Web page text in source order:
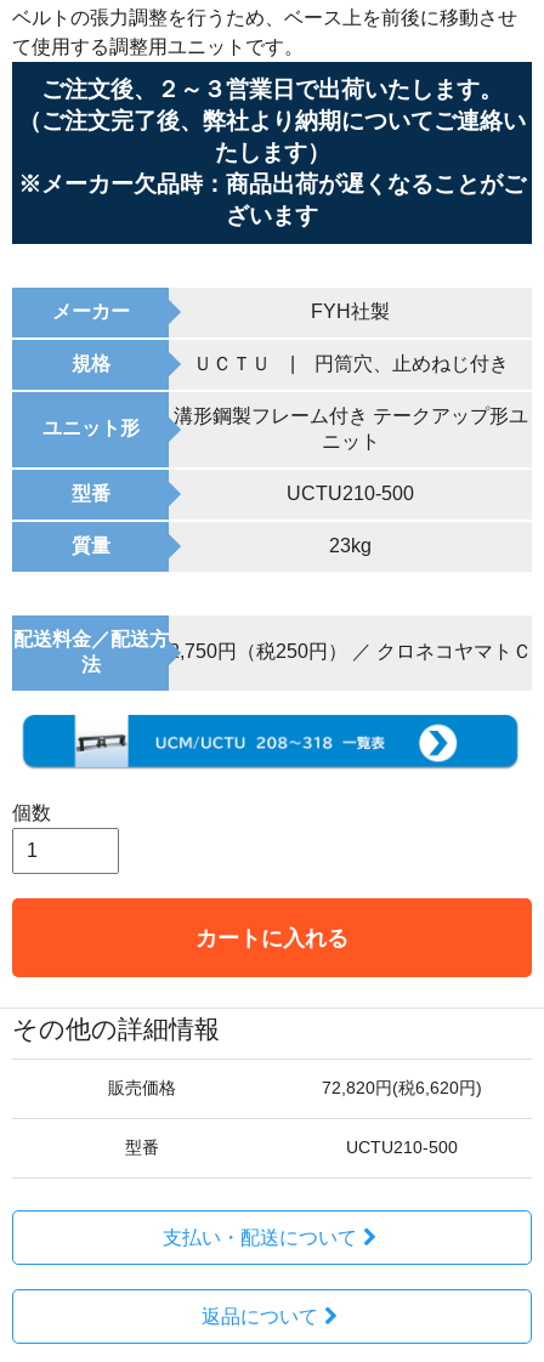
ベルトの張力調整を行うため、ベース上を前後に移動させ
て使用する調整用ユニットです。
ご注文後、２～３営業日で出荷いたします。
（ご注文完了後、弊社より納期についてご連絡い
たします）
※メーカー欠品時：商品出荷が遅くなることがご
ざいます
メーカー FYH社製
規格 ＵＣＴＵ | 円筒穴、止めねじ付き
ユニット形
溝形鋼製フレーム付き テークアップ形ユ
ニット
型番 UCTU210-500
質量 23kg
配送料金／配送方
法
2,750円（税250円） ／ クロネコヤマトＣ
個数
カートに入れる
その他の詳細情報
販売価格 72,820円(税6,620円)
型番 UCTU210-500
支払い・配送について
返品について